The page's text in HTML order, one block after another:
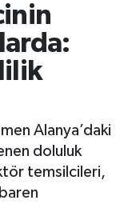
Alanya’daki
doluluk
temsilcileri,